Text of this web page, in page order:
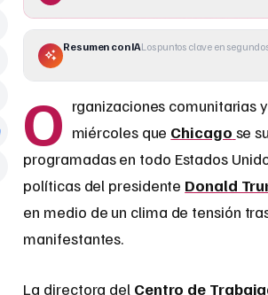
Resumen con IALos puntos clave en
O rganizaciones comunitarias
miércoles que Chicago se
programadas en todo Estados
políticas del presidente Donald
en medio de un clima de tensión
manifestantes.
La directora del Centro de